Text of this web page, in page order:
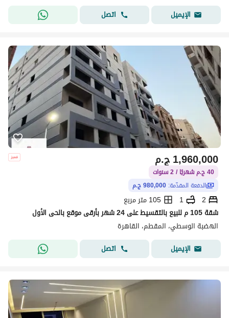
الإيميل
اتصل
ج.م1,960,000
40 ج.م شهريًا / 2 سنوات
الدفعة المقدّمة: 980,000 ج.م
2
1
105 متر مربع
شقة 105 م للبيع بالتقسيط على 24 شهر بأرقى موقع بالحى الأول
الهضبة الوسطي، المقطم، القاهرة
الإيميل
اتصل